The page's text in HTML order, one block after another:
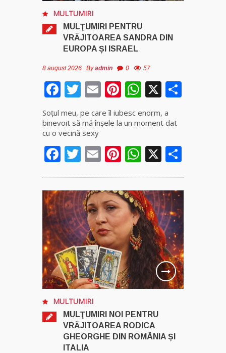
magiei
negre
Tămăduitoarea
Vrăjitoarea
Minodora
a revenit
din
Ierusalim
MULTUMIRI
MULŢUMIRI PENTRU
VRĂJITOAREA SANDRA DIN
EUROPA ȘI ISRAEL
8 august 2026 Byadmin 0 57
Facebook
Twitter
EmailPinterest
WhatsApp
X
Soţul meu, pe care îl iubesc enorm, a
binevoit să mă înşele la un moment dat
cu o vecină sexy
Facebook
Twitter
EmailPinterest
WhatsApp
X
MULTUMIRI
MULŢUMIRI NOI PENTRU
VRĂJITOAREA RODICA
GHEORGHE DIN ROMÂNIA ȘI
ITALIA